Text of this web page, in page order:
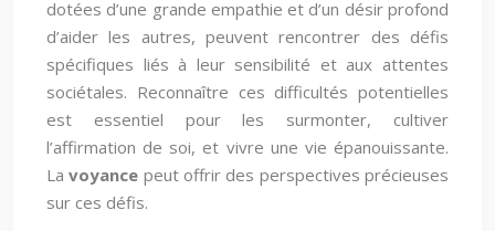
dotées d’une grande empathie et d’un désir profond
d’aider les autres, peuvent rencontrer des défis
spécifiques liés à leur sensibilité et aux attentes
sociétales. Reconnaître ces difficultés potentielles
est essentiel pour les surmonter, cultiver
l’affirmation de soi, et vivre une vie épanouissante.
Lavoyance peut offrir des perspectives précieuses
sur ces défis.